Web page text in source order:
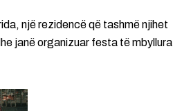
një rezidencë që tashmë njihet
janë organizuar festa të mbyllura